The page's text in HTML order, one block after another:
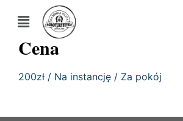
Cena
200zł / Na instancję / Za pokój